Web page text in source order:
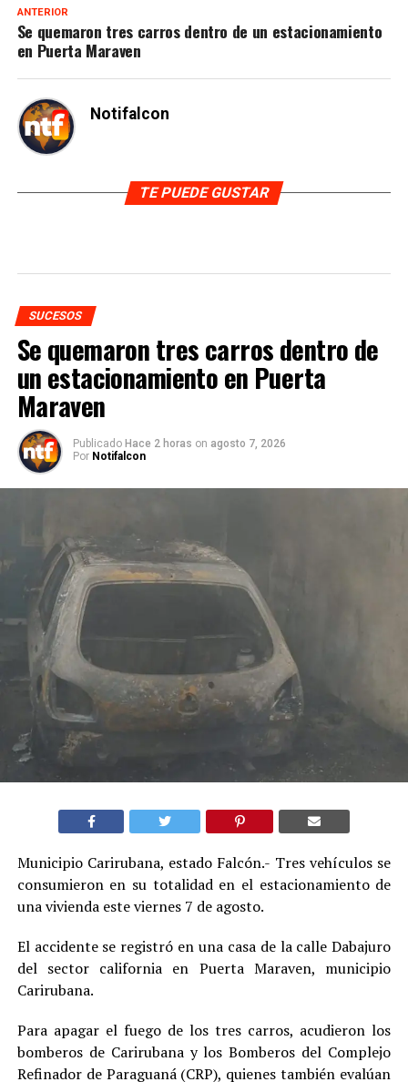
ANTERIOR
Se quemaron tres carros dentro de un estacionamiento
en Puerta Maraven
Notifalcon
TE PUEDE GUSTAR
SUCESOS
Se quemaron tres carros dentro de
un estacionamiento en Puerta
Maraven
Publicado Hace 2 horas on agosto 7, 2026
Por Notifalcon
Municipio Carirubana, estado Falcón.- Tres vehículos se
consumieron en su totalidad en el estacionamiento de
una vivienda este viernes 7 de agosto.
El accidente se registró en una casa de la calle Dabajuro
del sector california en Puerta Maraven, municipio
Carirubana.
Para apagar el fuego de los tres carros, acudieron los
bomberos de Carirubana y los Bomberos del Complejo
Refinador de Paraguaná (CRP), quienes también evalúan